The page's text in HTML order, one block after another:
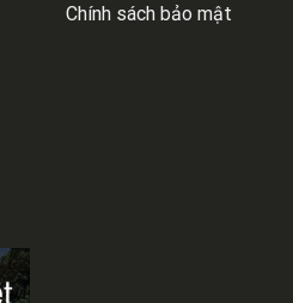
Chính sách bảo mật